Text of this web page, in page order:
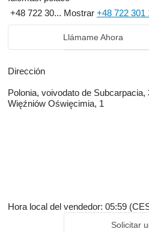
+48 722 30... Mostrar +48 722 301
Llámame Ahora
Dirección
Polonia, voivodato de Subcarpacia,
Więźniów Oświęcimia, 1
Hora local del vendedor: 05:59
Solicitar